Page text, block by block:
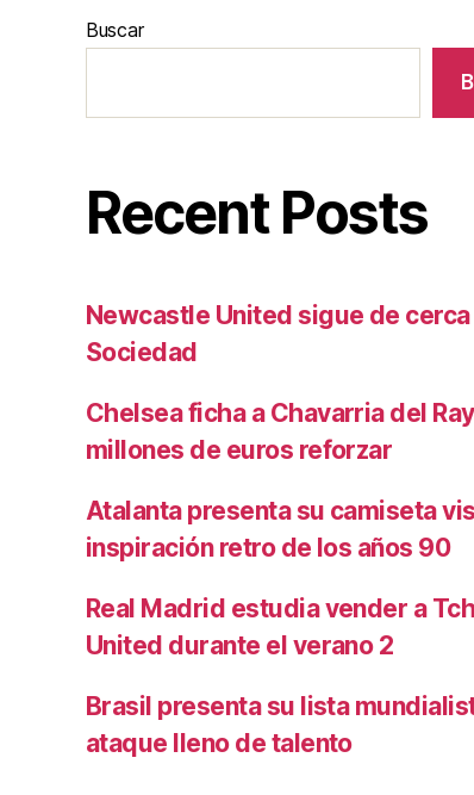
Buscar
Recent Posts
Newcastle United sigue de cerca
Sociedad
Chelsea ficha a Chavarria del
millones de euros reforzar
Atalanta presenta su camiseta
inspiración retro de los años 90
Real Madrid estudia vender a
United durante el verano 2
Brasil presenta su lista
ataque lleno de talento